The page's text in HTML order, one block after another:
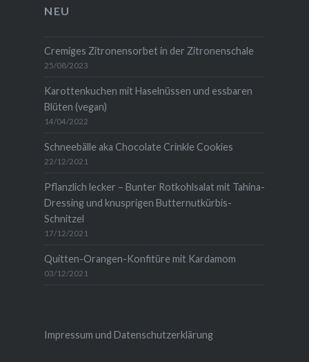
anzeigen
NEU
Cremiges Zitronensorbet in der Zitronenschale
25/08/2023
Karottenkuchen mit Haselnüssen und essbaren
Blüten (vegan)
14/04/2022
Schneebälle aka Chocolate Crinkle Cookies
22/12/2021
Pflanzlich lecker – Bunter Rotkohlsalat mit Tahina-
Dressing und knusprigen Butternutkürbis-
Schnitzel
17/12/2021
Quitten-Orangen-Konfitüre mit Kardamom
03/12/2021
Impressum und Datenschutzerklärung